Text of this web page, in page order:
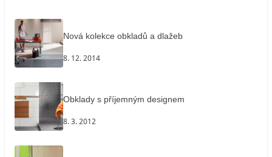
Nová kolekce obkladů a dlažeb
8. 12. 2014
Obklady s příjemným designem
8. 3. 2012